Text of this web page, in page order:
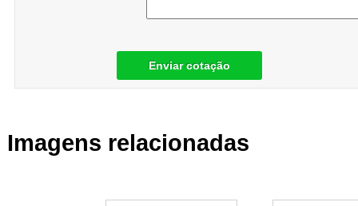
Enviar cotação
Imagens relacionadas